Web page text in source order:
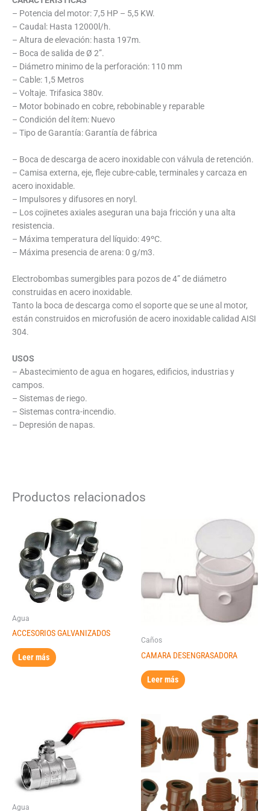
– Potencia del motor: 7,5 HP – 5,5 KW.
– Caudal: Hasta 12000l/h.
– Altura de elevación: hasta 197m.
– Boca de salida de Ø 2”.
– Diámetro minimo de la perforación: 110 mm
– Cable: 1,5 Metros
– Voltaje. Trifasica 380v.
– Motor bobinado en cobre, rebobinable y reparable
– Condición del ítem: Nuevo
– Tipo de Garantía: Garantía de fábrica
– Boca de descarga de acero inoxidable con válvula de retención.
– Camisa externa, eje, fleje cubre-cable, terminales y carcaza en
acero inoxidable.
– Impulsores y difusores en noryl.
– Los cojinetes axiales aseguran una baja fricción y una alta
resistencia.
– Máxima temperatura del líquido: 49ºC.
– Máxima presencia de arena: 0 g/m3.
Electrobombas sumergibles para pozos de 4” de diámetro
construidas en acero inoxidable.
Tanto la boca de descarga como el soporte que se une al motor,
están construidos en microfusión de acero inoxidable calidad AISI
304.
USOS
– Abastecimiento de agua en hogares, edificios, industrias y
campos.
– Sistemas de riego.
– Sistemas contra-incendio.
– Depresión de napas.
Productos relacionados
Agua
ACCESORIOS GALVANIZADOS
Leer más
Caños
CAMARA DESENGRASADORA
Leer más
Agua